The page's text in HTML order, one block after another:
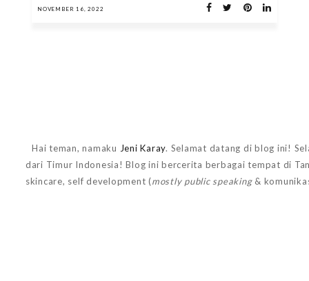
NOVEMBER 16, 2022
Hai teman, namaku Jeni Karay. Selamat datang di blog ini!
dari Timur Indonesia! Blog ini bercerita berbagai tempat di
skincare, self development (mostly public speaking&